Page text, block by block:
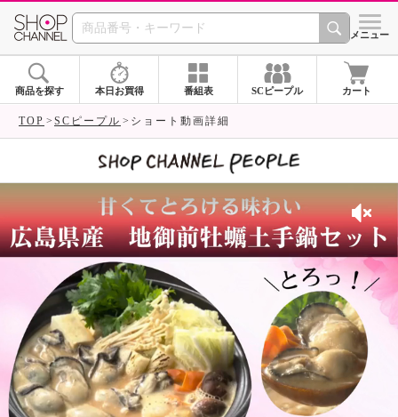
SHOP CHANNEL シメニュー
商品を探す 本日お買得 番組表 SCピープル カート
TOP SCピープル ショート動画詳細